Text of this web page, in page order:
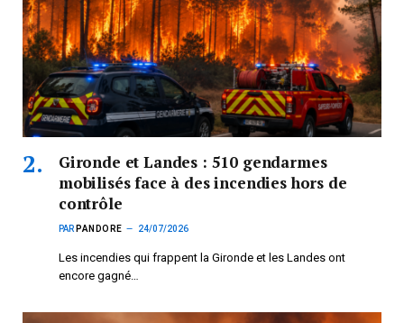
Gironde et Landes : 510 gendarmes
mobilisés face à des incendies hors de
contrôle
PAR PANDORE 24/07/2026
Les incendies qui frappent la Gironde et les Landes ont
encore gagné…